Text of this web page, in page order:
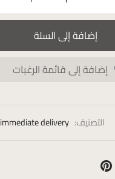
إضافة إلى السلة
إضافة إلى قائمة الرغبات
التصنيف: immediate delivery